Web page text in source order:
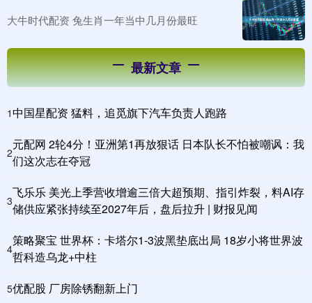
大牛时代配资 兔生肖一年当中几月份最旺
最新文章
1中国星配资 猛料，追觅旗下汽车负责人跑路
2
元配网 2轮4分！亚洲第1再放狠话 日本队长不怕被嘲讽：我
们这次志在夺冠
3
飞乐乐 美光上季营收增逾三倍大超预期、指引炸裂，料AI存
储供应紧张持续至2027年后，盘后拉升 | 财报见闻
4
策略聚宝 世界杯：卡塔尔1-3波黑垫底出局 18岁小将世界波
哲科造乌龙+中柱
5优配股 厂房除锈翻新上门